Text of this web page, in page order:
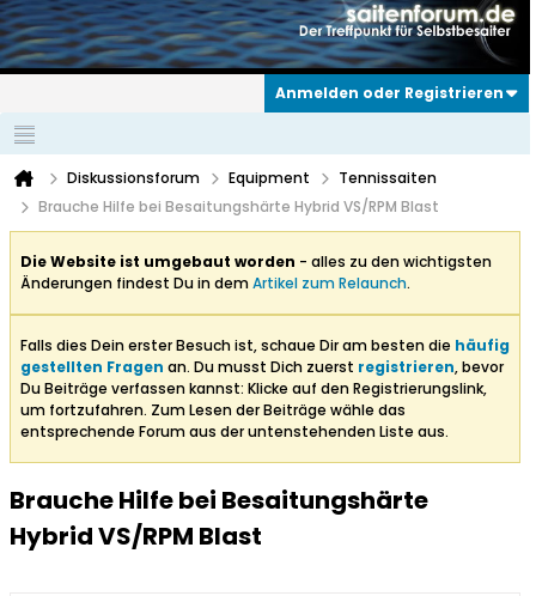
Anmelden oder Registrieren
Diskussionsforum Equipment
Tennissaiten
Brauche Hilfe bei Besaitungshärte Hybrid VS/RPM Blast
Die Website ist umgebaut worden - alles zu den wichtigsten
Änderungen findest Du in demArtikel zum Relaunch.
Falls dies Dein erster Besuch ist, schaue Dir am besten die häufig
gestellten Fragen an. Du musst Dich zuerst registrieren, bevor
Du Beiträge verfassen kannst: Klicke auf den Registrierungslink,
um fortzufahren. Zum Lesen der Beiträge wähle das
entsprechende Forum aus der untenstehenden Liste aus.
Brauche Hilfe bei Besaitungshärte
Hybrid VS/RPM Blast